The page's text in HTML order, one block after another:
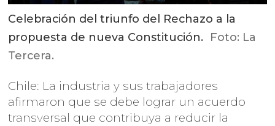
Celebración del triunfo del Rechazo a la
propuesta de nueva Constitución. Foto: La
Tercera.
Chile: La industria y sus trabajadores
afirmaron que se debe lograr un acuerdo
transversal que contribuya a reducir la